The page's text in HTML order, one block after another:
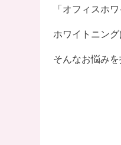
「オフィスホ
ホワイトニン
そんなお悩みを